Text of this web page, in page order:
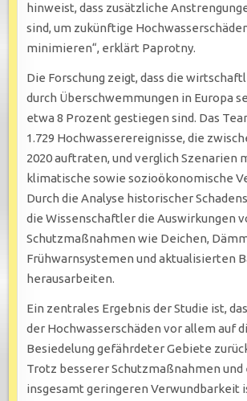
hinweist, dass zusätzliche
sind, um zukünftige
minimieren“, erklärt Paprotny.
Die Forschung zeigt, dass die
durch Überschwemmungen in Europa
etwa 8 Prozent gestiegen sind. Das
1.729 Hochwasserereignisse, die
2020 auftraten, und verglich Szenarien
klimatische sowie sozioökonomische
Durch die Analyse historischer
die Wissenschaftler die Auswirkungen
Schutzmaßnahmen wie Deichen,
Frühwarnsystemen und aktualisierten
herausarbeiten.
Ein zentrales Ergebnis der Studie ist,
der Hochwasserschäden vor allem auf
Besiedelung gefährdeter Gebiete
Trotz besserer Schutzmaßnahmen und
insgesamt geringeren Verwundbarkeit